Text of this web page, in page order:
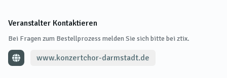
Veranstalter Kontaktieren
Bei Fragen zum Bestellprozess melden Sie sich bitte bei ztix.
www.konzertchor-darmstadt.de